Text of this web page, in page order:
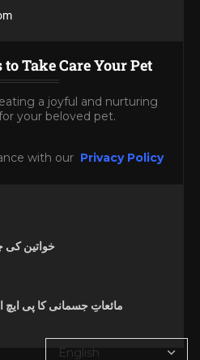
Take Care Your Pet
a joyful and nurturing
your beloved pet.
with our Privacy Policy
خواتین کی
مائعاتِ جسمانی کا پی ایچ